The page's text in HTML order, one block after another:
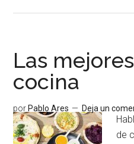
el
otoño
Las
cocina
por Pablo Ares Deja un
de